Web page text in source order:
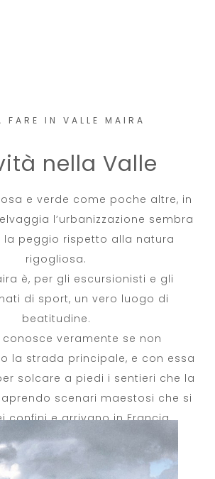
FARE IN VALLE MAIRA
nella Valle
e verde come poche altre, in
l’urbanizzazione sembra
la peggio rispetto alla natura
rigogliosa.
è, per gli escursionisti e gli
di sport, un vero luogo di
beatitudine.
conosce veramente se non
la strada principale, e con essa
solcare a piedi i sentieri che la
scenari maestosi che si
confini e arrivano in Francia.
ampio garage per le vostre
biciclette.